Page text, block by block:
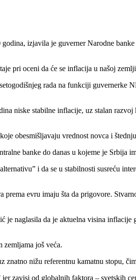
izjavila je guverner Narodne
pri oceni da će se inflacija u našoj
rada na funkciji guvernerke
niske stabilne inflacije, uz stalan
obesmišljavaju vrednost novca i
banke do danas u kojeme je Srbija
i da se u stabilnosti susreću
evru imaju šta da prigovore.
naglasila da je aktuelna visina
još veća.
nižu referentnu kamatnu stopu,
zavisi od globalnih faktora – svetskih